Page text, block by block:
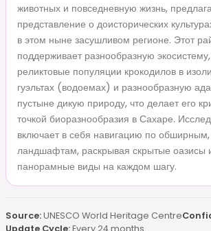
животных и повседневную жизнь,
представление о доисторических
в этом ныне засушливом регионе. Этот
поддерживает разнообразную
реликтовые популяции крокодилов в
гуэльтах (водоемах) и разнообразную
пустыне дикую природу, что делает его
точкой биоразнообразия в Сахаре.
включает в себя навигацию по
ландшафтам, раскрывая скрытые оазисы
панорамные виды на каждом шагу.
Source:UNESCO World Heritage Centre
Update Cycle:Every 24 months